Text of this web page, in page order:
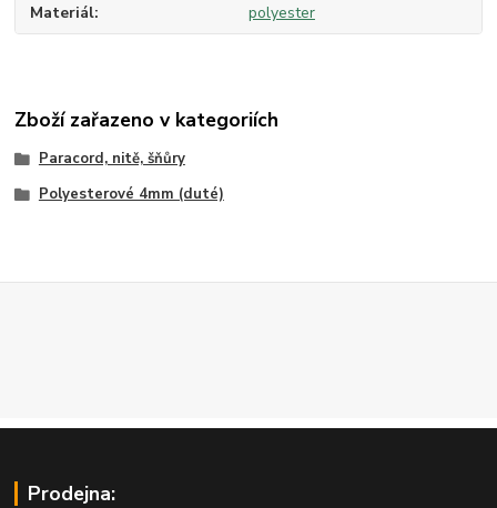
Materiál polyester
Zboží zařazeno v kategoriích
Paracord, nitě, šňůry
Polyesterové 4mm (duté)
Prodejna: